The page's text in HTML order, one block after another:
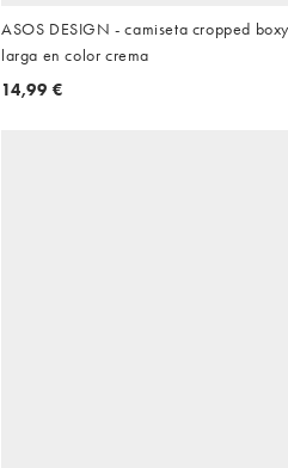
ASOS DESIGN - camiseta cropped
larga en color crema
14,99 €